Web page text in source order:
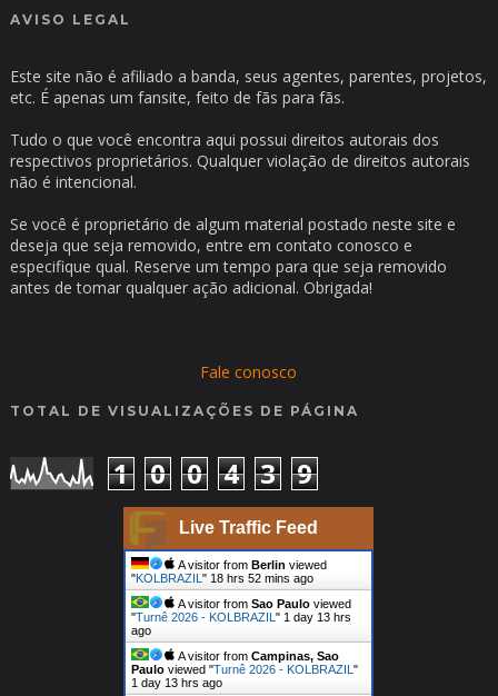
AVISO LEGAL
Este site não é afiliado a banda, seus agentes, parentes, projetos,
etc. É apenas um fansite, feito de fãs para fãs.
Tudo o que você encontra aqui possui direitos autorais dos
respectivos proprietários. Qualquer violação de direitos autorais
não é intencional.
Se você é proprietário de algum material postado neste site e
deseja que seja removido, entre em contato conosco e
especifique qual. Reserve um tempo para que seja removido
antes de tomar qualquer ação adicional. Obrigada!
Fale conosco
TOTAL DE VISUALIZAÇÕES DE PÁGINA
1 0 0 4 3 9
Live Traffic Feed
A visitor fromBerlin viewed
"KOLBRAZIL" 18 hrs 52 mins ago
A visitor fromSao Paulo viewed
"Turnê 2026 - KOLBRAZIL" 1 day 13 hrs
ago
A visitor fromCampinas, Sao
Paulo viewed "Turnê 2026 - KOLBRAZIL"
1 day 13 hrs ago